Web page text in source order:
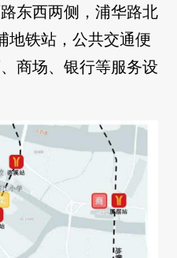
东西两侧，浦华路北
地铁站，公共交通便
商场、银行等服务设